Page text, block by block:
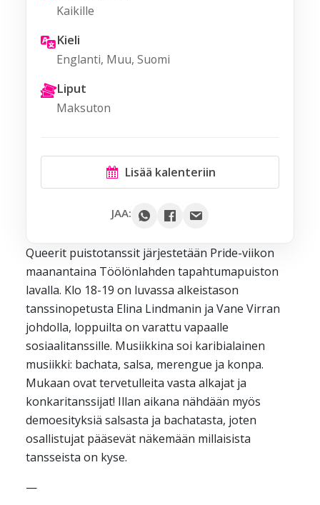
Queerit puistotanssit järjestetään Pride-viikon
maanantaina Töölönlahden tapahtumapuiston
lavalla. Klo 18-19 on luvassa alkeistason
tanssinopetusta Elina Lindmanin ja Vane Virran
johdolla, loppuilta on varattu vapaalle
sosiaalitanssille. Musiikkina soi karibialainen
musiikki: bachata, salsa, merengue ja konpa.
Mukaan ovat tervetulleita vasta alkajat ja
konkaritanssijat! Illan aikana nähdään myös
demoesityksiä salsasta ja bachatasta, joten
osallistujat pääsevät näkemään millaisista
tansseista on kyse.
—
Kaikille
Kieli
Englanti, Muu, Suomi
Liput
Maksuton
Lisää kalenteriin
Yahoo
iCal / .ics
JAA: